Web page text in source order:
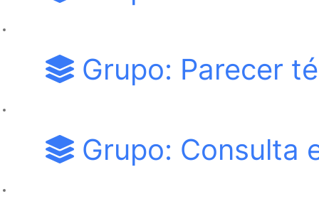
Grupo: Parecer
Grupo: Consulta